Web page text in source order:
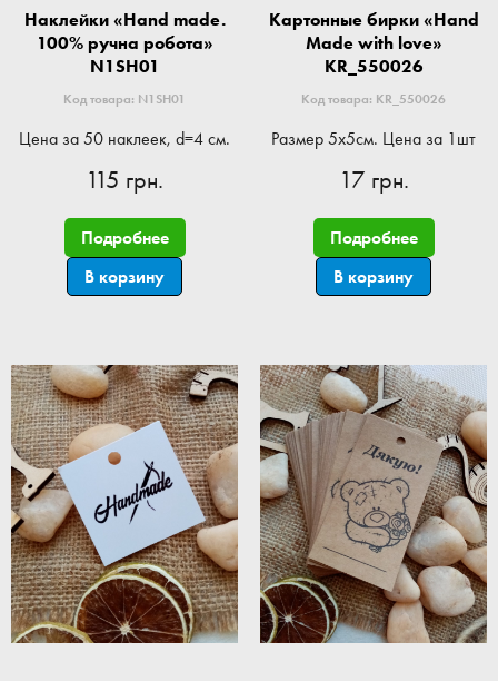
Наклейки «Hand made.
100% ручна робота»
N1SH01
Код товара: N1SH01
Цена за 50 наклеек, d=4 см.
115 грн.
Подробнее
В корзину
Картонные бирки «Hand
Made with love»
KR_550026
Код товара: KR_550026
Размер 5x5см. Цена за 1шт
17 грн.
Подробнее
В корзину